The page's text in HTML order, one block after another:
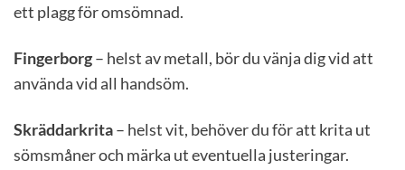
ett plagg för omsömnad.
Fingerborg– helst av metall, bör du vänja dig vid att
använda vid all handsöm.
Skräddarkrita– helst vit, behöver du för att krita ut
sömsmåner och märka ut eventuella justeringar.